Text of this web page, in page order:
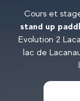
Cours et
stand up
Evolution 2
lac de